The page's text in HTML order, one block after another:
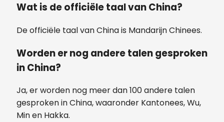
Wat is de officiële taal van China?
De officiële taal van China is Mandarijn Chinees.
Worden er nog andere talen gesproken
in China?
Ja, er worden nog meer dan 100 andere talen
gesproken in China, waaronder Kantonees, Wu,
Min en Hakka.